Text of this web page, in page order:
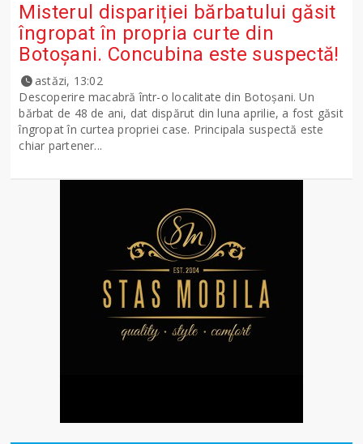
Misterul dispariției bărbatului găsit
îngropat în propria curte din
Botoșani. Concubina este suspectă!
astăzi, 13:02
Descoperire macabră într-o localitate din Botoșani. Un
bărbat de 48 de ani, dat dispărut din luna aprilie, a fost găsit
îngropat în curtea propriei case. Principala suspectă este
chiar partener...